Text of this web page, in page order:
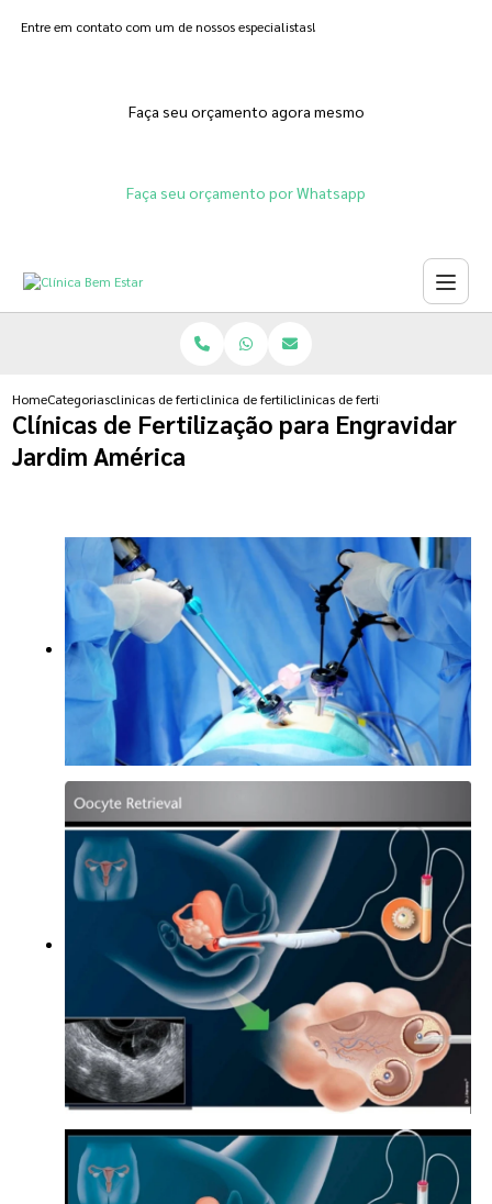
Entre em contato com um de nossos especialistas!
Faça seu orçamento agora mesmo
Faça seu orçamento por Whatsapp
HomeCategoriasclinicas de fertilizacoesclinica de fertilizacao humana natural
clinicas de fertilizacao para
Clínicas de Fertilização para Engravidar
Jardim América